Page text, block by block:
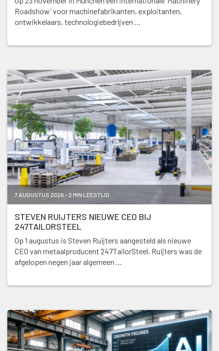
Roadshow’ voor machinefabrikanten, exploitanten,
ontwikkelaars, technologiebedrijven …
7 AUGUSTUS 2026 - 2 MIN LEESTIJD
STEVEN RUIJTERS NIEUWE CEO BIJ
247TAILORSTEEL
Op 1 augustus is Steven Ruijters aangesteld als nieuwe
CEO van metaalproducent 247TailorSteel. Ruijters was de
afgelopen negen jaar algemeen …